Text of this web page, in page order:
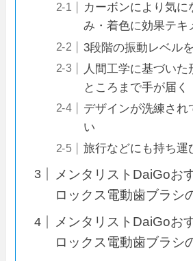
カーボンにより気に
み・着色に効果テキ
3段階の振動レベル
人間工学に基づいた
ところまで手が届く
デザインが洗練され
い
旅行などにも持ち運
メンタリストDaiGoお
ロックス電動歯ブラシ
メンタリストDaiGoお
ロックス電動歯ブラシ